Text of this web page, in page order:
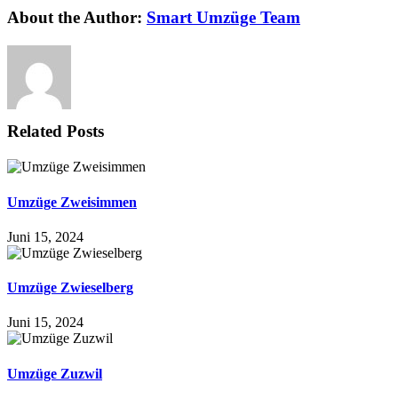
About the Author: Smart Umzüge Team
Related Posts
Umzüge Zweisimmen
Juni 15, 2024
Umzüge Zwieselberg
Juni 15, 2024
Umzüge Zuzwil